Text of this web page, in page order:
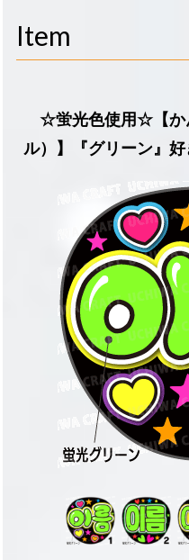
Item
☆蛍光色使用☆【か
ル）】『グリーン』好